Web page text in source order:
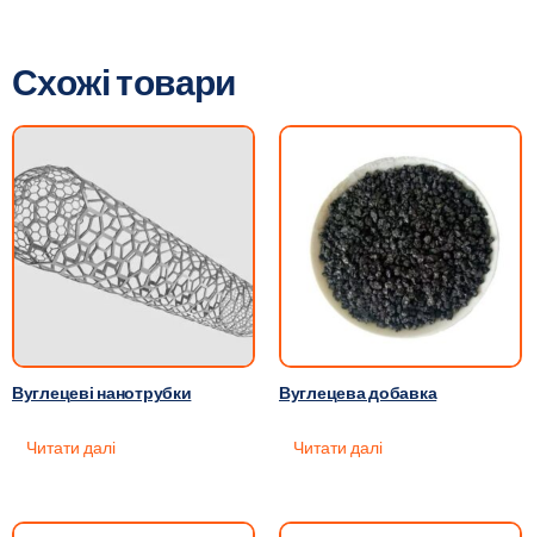
Схожі товари
Вуглецеві нанотрубки
Читати далі
Вуглецева добавка
Читати далі